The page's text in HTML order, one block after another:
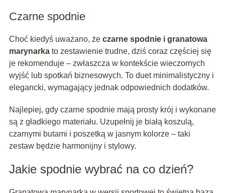
Czarne spodnie
Choć kiedyś uważano, że czarne spodnie i granatowa
marynarkato zestawienie trudne, dziś coraz częściej się
je rekomenduje – zwłaszcza w kontekście wieczornych
wyjść lub spotkań biznesowych. To duet minimalistyczny i
elegancki, wymagający jednak odpowiednich dodatków.
Najlepiej, gdy czarne spodnie mają prosty krój i wykonane
są z gładkiego materiału. Uzupełnij je białą koszulą,
czarnymi butami i poszetką w jasnym kolorze – taki
zestaw będzie harmonijny i stylowy.
Jakie spodnie wybrać na co dzień?